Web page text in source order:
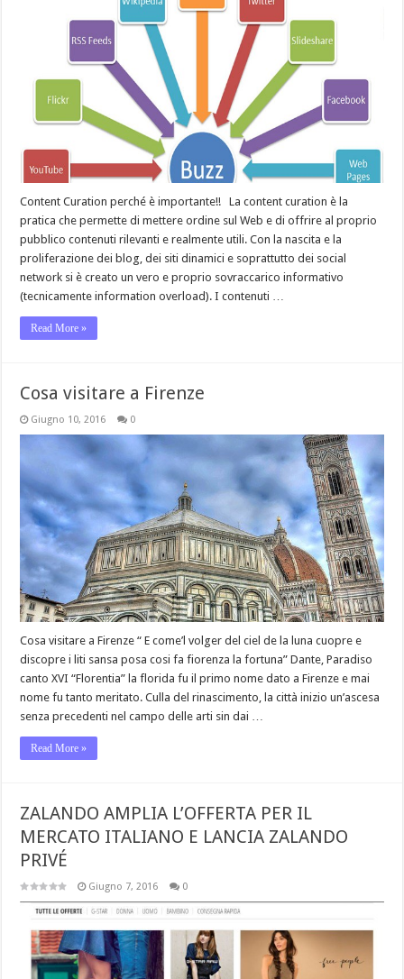
Content Curation perché è importante!! La content curation è la
pratica che permette di mettere ordine sul Web e di offrire al proprio
pubblico contenuti rilevanti e realmente utili. Con la nascita e la
proliferazione dei blog, dei siti dinamici e soprattutto dei social
network si è creato un vero e proprio sovraccarico informativo
(tecnicamente information overload). I contenuti …
Read More »
Cosa visitare a Firenze
Giugno 10, 2016 0
Cosa visitare a Firenze “ E come’l volger del ciel de la luna cuopre e
discopre i liti sansa posa cosi fa fiorenza la fortuna” Dante, Paradiso
canto XVI “Florentia” la florida fu il primo nome dato a Firenze e mai
nome fu tanto meritato. Culla del rinascimento, la città inizio un’ascesa
senza precedenti nel campo delle arti sin dai …
Read More »
ZALANDO AMPLIA L’OFFERTA PER IL
MERCATO ITALIANO E LANCIA ZALANDO
PRIVÉ
Giugno 7, 2016 0